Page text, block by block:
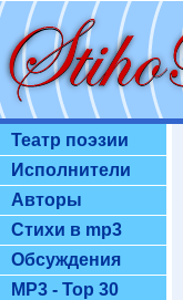
Театр поэзии
Исполнители
Авторы
Стихи в mp3
Обсуждения
MP3 - Top 30